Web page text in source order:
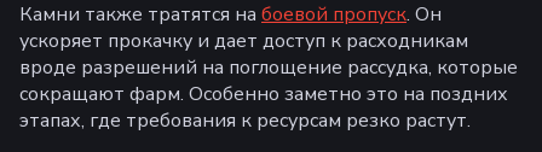
Камни также тратятся на боевой пропуск. Он
ускоряет прокачку и дает доступ к расходникам
вроде разрешений на поглощение рассудка, которые
сокращают фарм. Особенно заметно это на поздних
этапах, где требования к ресурсам резко растут.